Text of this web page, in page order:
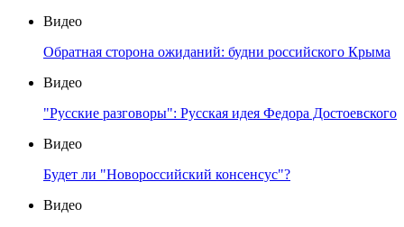
Видео
Обратная сторона ожиданий: будни российского Крыма
Видео
"Русские разговоры": Русская идея Федора Достоевского
Видео
Будет ли "Новороссийский консенсус"?
Видео